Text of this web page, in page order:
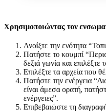
Χρησιμοποιώντας τον
Ανοίξτε την ενότητα
Πατήστε το κουμπί
δεξιά γωνία και επιλέξτε
Επιλέξτε τα αρχεία που
Πατήστε την ενέργεια
είναι άμεσα ορατή,
ενέργειες”.
Επιβεβαιώστε τη